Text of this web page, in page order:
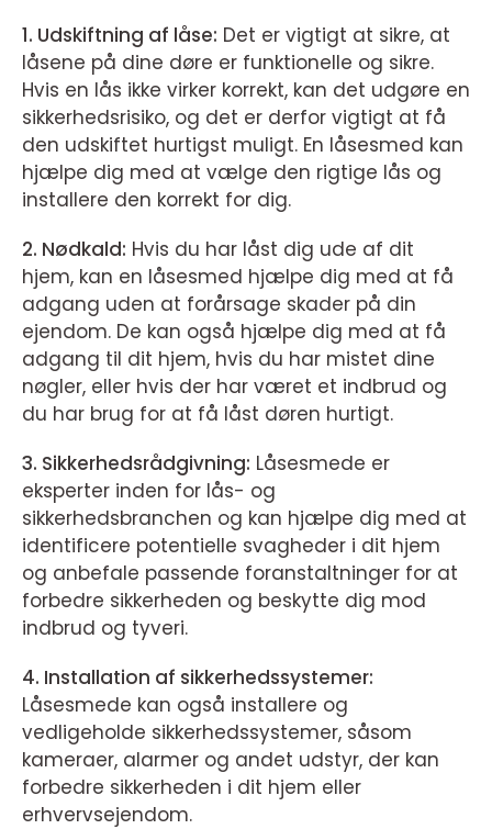
1. Udskiftning af låse: Det er vigtigt at sikre, at
låsene på dine døre er funktionelle og sikre.
Hvis en lås ikke virker korrekt, kan det udgøre en
sikkerhedsrisiko, og det er derfor vigtigt at få
den udskiftet hurtigst muligt. En låsesmed kan
hjælpe dig med at vælge den rigtige lås og
installere den korrekt for dig.
2. Nødkald: Hvis du har låst dig ude af dit
hjem, kan en låsesmed hjælpe dig med at få
adgang uden at forårsage skader på din
ejendom. De kan også hjælpe dig med at få
adgang til dit hjem, hvis du har mistet dine
nøgler, eller hvis der har været et indbrud og
du har brug for at få låst døren hurtigt.
3. Sikkerhedsrådgivning: Låsesmede er
eksperter inden for lås- og
sikkerhedsbranchen og kan hjælpe dig med at
identificere potentielle svagheder i dit hjem
og anbefale passende foranstaltninger for at
forbedre sikkerheden og beskytte dig mod
indbrud og tyveri.
4. Installation af sikkerhedssystemer:
Låsesmede kan også installere og
vedligeholde sikkerhedssystemer, såsom
kameraer, alarmer og andet udstyr, der kan
forbedre sikkerheden i dit hjem eller
erhvervsejendom.